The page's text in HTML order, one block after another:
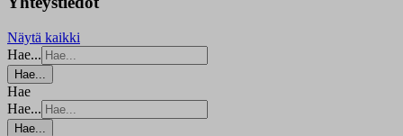
Näytä kaikki
Hae...
Hae...
Hae
Hae...
Hae...